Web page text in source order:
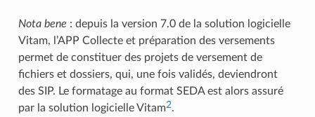
Nota bene : depuis la version 7.0 de la solution logicielle
Vitam, l’APP Collecte et préparation des versements
permet de constituer des projets de versement de
fichiers et dossiers, qui, une fois validés, deviendront
des SIP. Le formatage au format SEDA est alors assuré
par la solution logicielle Vitam2.